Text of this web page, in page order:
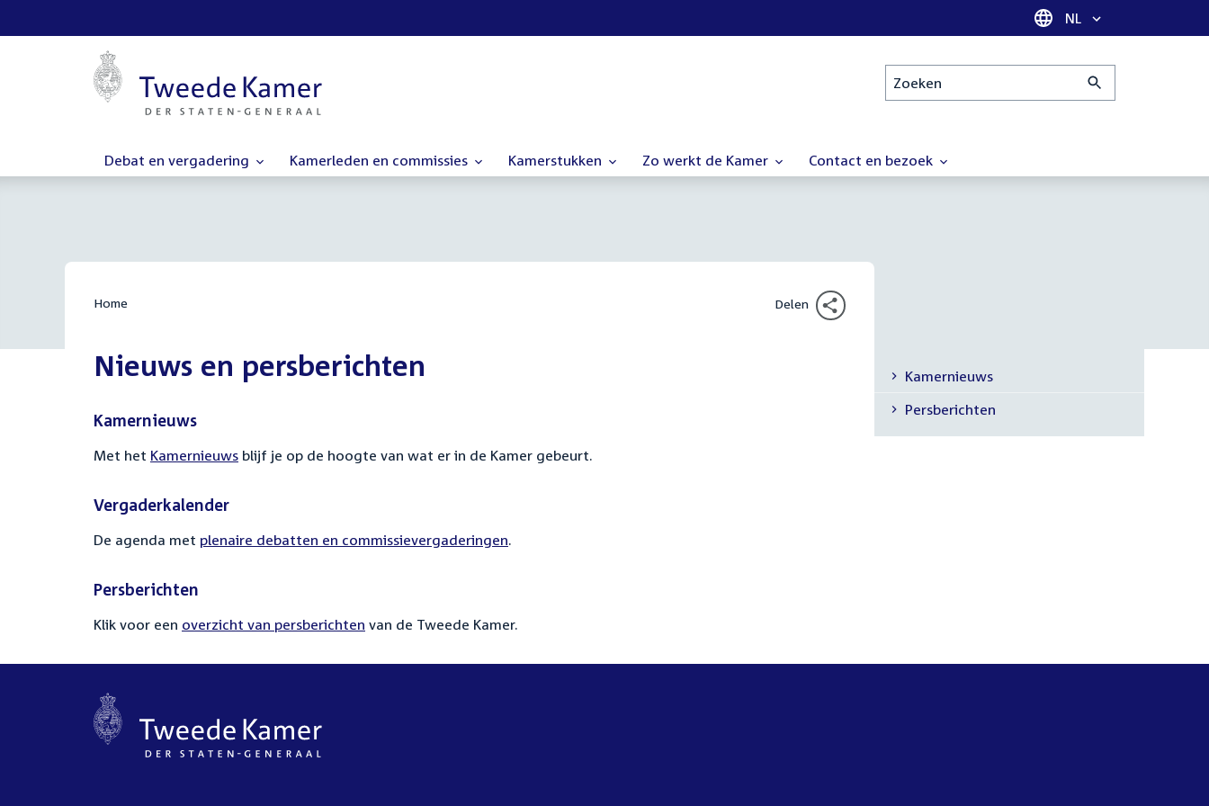
Taal selectie
NL
Zoeken
Debat en vergadering Kamerleden en commissies Kamerstukken Zo werkt de Kamer Contact en bezoek
Home Delen
Nieuws en persberichten
Kamernieuws
Met het Kamernieuws blijf je op de hoogte van wat er in de Kamer gebeurt.
Vergaderkalender
De agenda met plenaire debatten en commissievergaderingen.
Persberichten
Klik voor een overzicht van persberichten van de Tweede Kamer.
Submenu
Kamernieuws
Persberichten